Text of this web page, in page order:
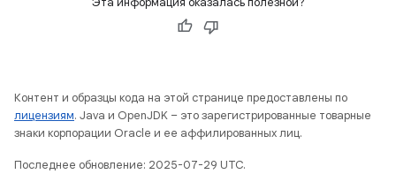
Контент и образцы кода на этой странице предоставлены по
лицензиям. Java и OpenJDK – это зарегистрированные товарные
знаки корпорации Oracle и ее аффилированных лиц.
Последнее обновление: 2025-07-29 UTC.